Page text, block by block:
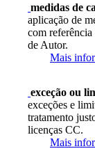
medidas de
aplicação de
com
de Autor.
Mais
exceção ou
exceções e
tratamento
licenças CC.
Mais